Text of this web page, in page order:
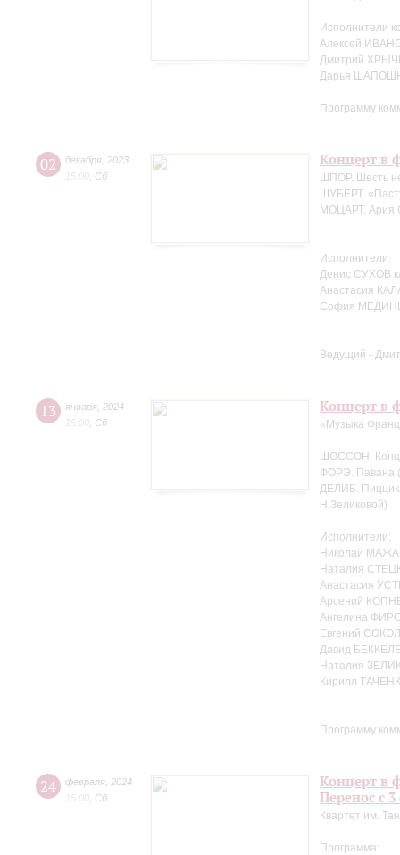
Исполнители
Алексей
Дмитрий
Дарья
Программу
02 декабря 2023
15:00 Сб
Концерт в
ШПОР. Шесть
ШУБЕРТ.
МОЦАРТ. Ария
Исполнители:
Денис СУХОВ
Анастасия
София
Ведущий -
13 января 2024
15:00 Сб
Концерт в
«Музыка
ШОССОН.
ФОРЭ. Павана
ДЕЛИБ.
Н.Зеликовой)
Исполнители:
Николай
Наталия
Анастасия
Арсений
Ангелина
Евгений
Давид
Наталия
Кирилл
Программу
24 февраля 2024
15:00 Сб
Концерт в
Перенос с
Квартет им.
Программа: